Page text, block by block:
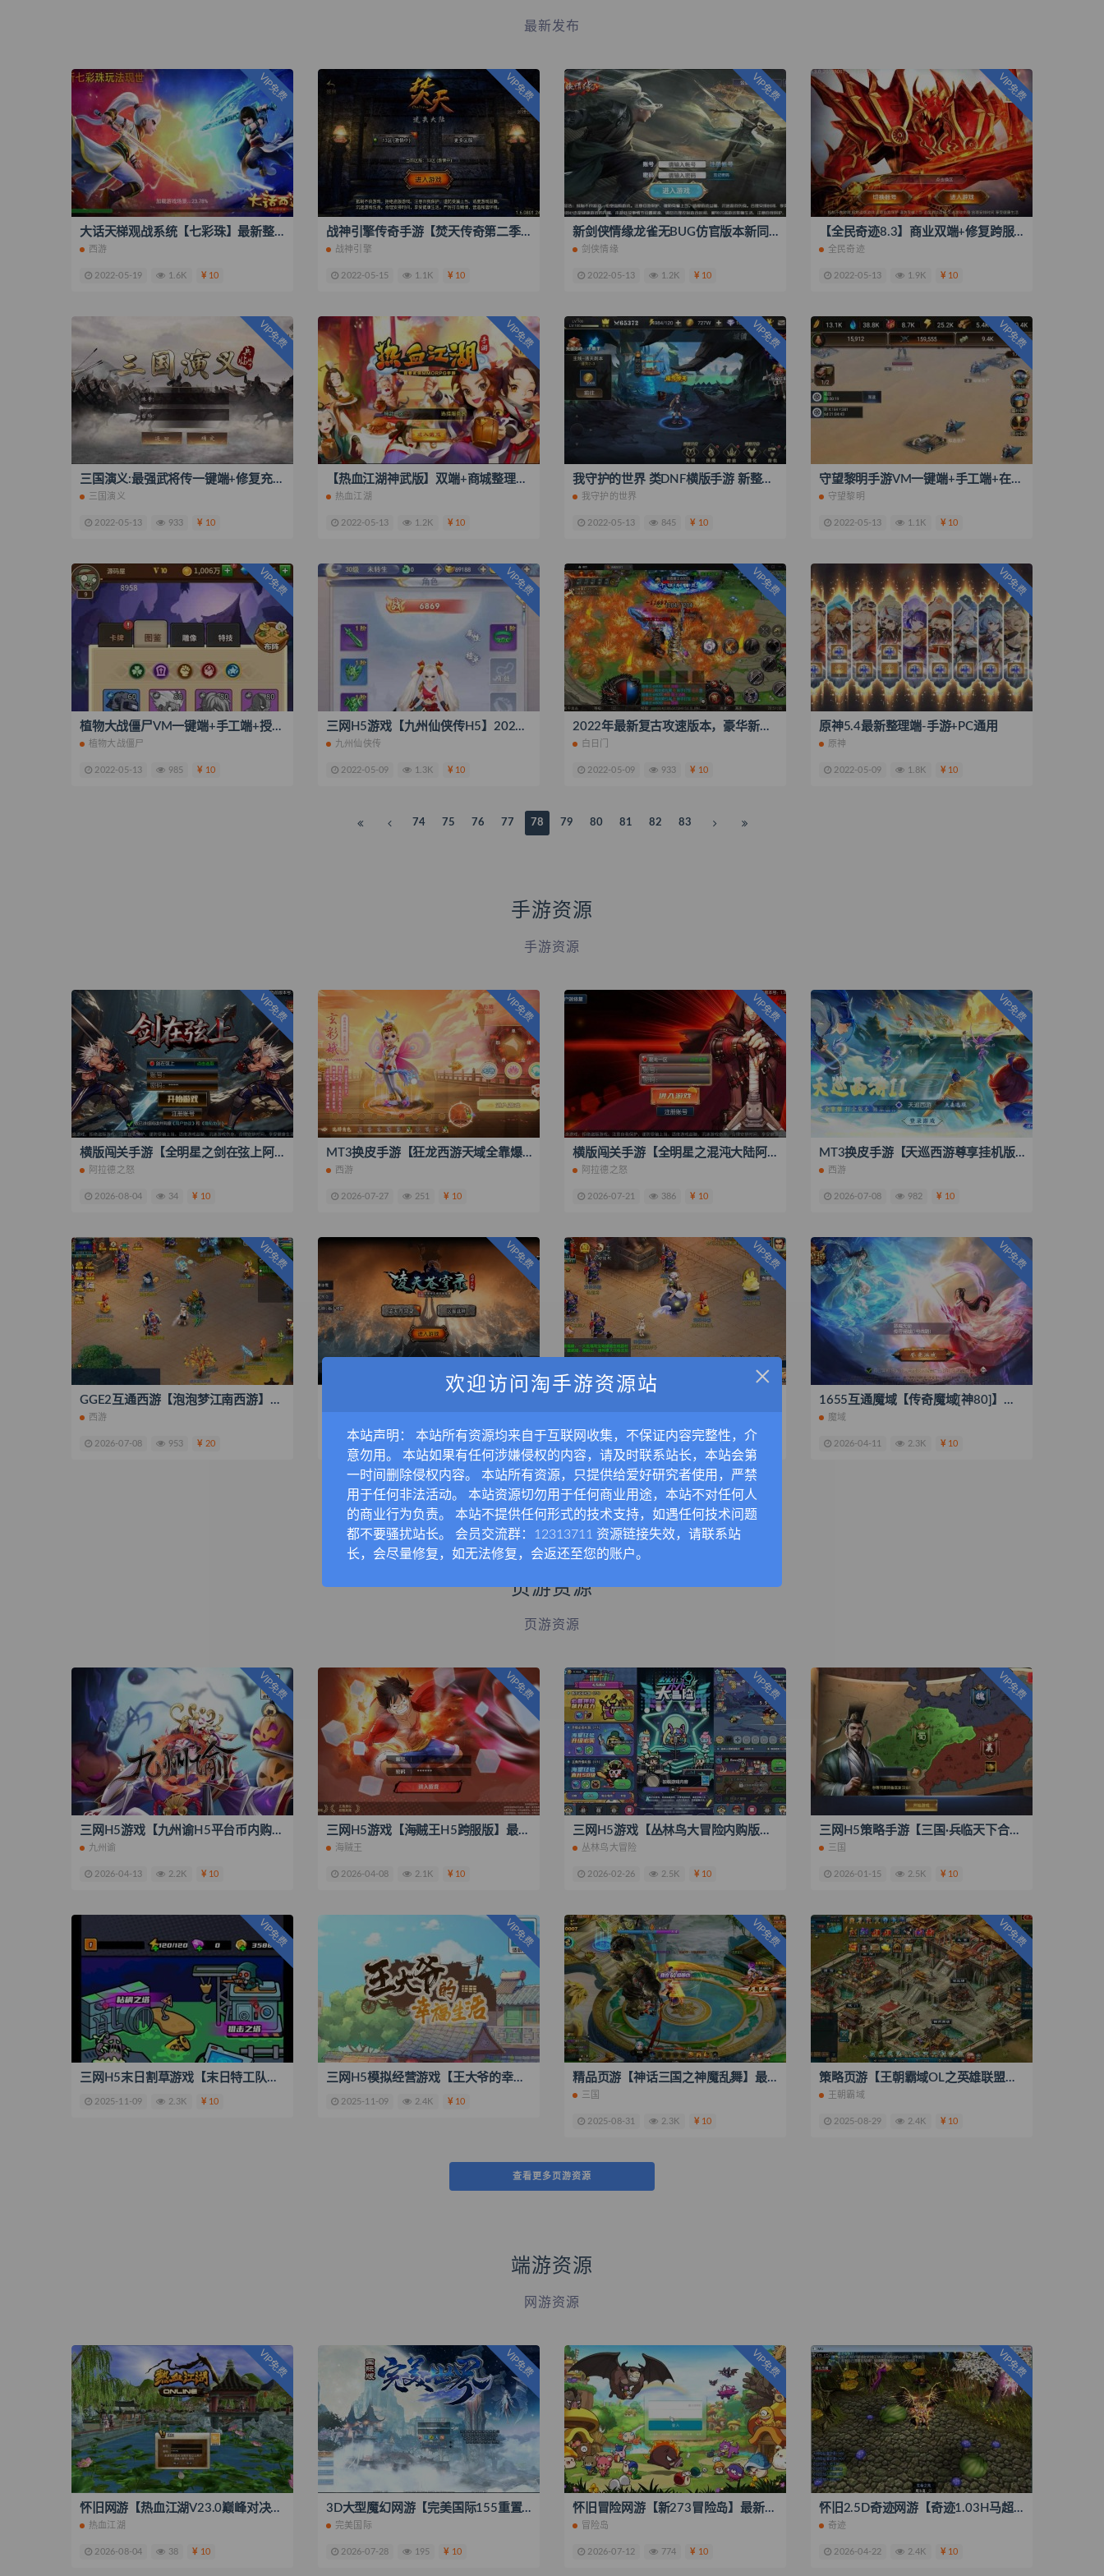
最新发布
VIP免费
大话天梯观战系统【七彩珠】最新整理Linux手工服务端+视频教程
西游
2022-05-19 1.6K 10
VIP免费
战神引擎传奇手游【焚天传奇第二季修复版】2022整理特色服务端
战神引擎
2022-05-15 1.1K 10
VIP免费
新剑侠情缘龙雀无BUG仿官版本新同伴+新门客+特色副本+神级套装+内充系统
剑侠情缘
2022-05-13 1.2K 10
VIP免费
【全民奇迹8.3】商业双端+修复跨服+架设视频+GM工具
全民奇迹
2022-05-13 1.9K 10
VIP免费
三国演义:最强武将传一键端+修复充值+授权后台+安卓苹果
三国演义
2022-05-13 933 10
VIP免费
【热血江湖神武版】双端+商城整理+倍率调整
热血江湖
2022-05-13 1.2K 10
VIP免费
我守护的世界 类DNF横版手游 新整理详细文本 安卓+cdk后台+教程
我守护的世界
2022-05-13 845 10
VIP免费
守望黎明手游VM一键端+手工端+在线内充+安卓
守望黎明
2022-05-13 1.1K 10
VIP免费
植物大战僵尸VM一键端+手工端+授权后台+安卓苹果+配套教程
植物大战僵尸
2022-05-13 985 10
VIP免费
三网H5游戏【九州仙侠传H5】2022整理单机一键即玩镜像端+Linux手工服务端+GM授权后台
九州仙侠传
2022-05-09 1.3K 10
VIP免费
2022年最新复古攻速版本，豪华新技能石化、变身
白日门
2022-05-09 933 10
VIP免费
原神5.4最新整理端-手游+PC通用
原神
2022-05-09 1.8K 10
74 75 76 77 78 79 80 81 82 83
手游资源
手游资源
VIP免费
横版闯关手游【全明星之剑在弦上阿拉德】最新整理一键即玩镜像服务端+Linux手工端+配套表+管理后台+GM授权后台+安卓苹果双端+搭建教程
阿拉德之怒
2026-08-04 34 10
VIP免费
MT3换皮手游【狂龙西游天域全靠爆尊享挂机版】最新整理单机一键即玩镜像端+Linux手工服务端+安卓苹果双端+GM后台+全套源码+搭建教程
西游
2026-07-27 251 10
VIP免费
横版闯关手游【全明星之混沌大陆阿拉德[60帧]】最新整理一键即玩镜像服务端+Linux手工服务端+安卓苹果双端+全套源码+管理后台+GM授权后台+搭建教程
阿拉德之怒
2026-07-21 386 10
VIP免费
MT3换皮手游【天巡西游尊享挂机版】最新整理一键即玩镜像服务端+Linux手工服务端+源码+新版管理后台+搭建教程
西游
2026-07-08 982 10
VIP免费
GGE2互通西游【泡泡梦江南西游】最新整理Win系服务端+安卓苹果PC三端互通+全套源码+搭建教程
西游
2026-07-08 953 20
VIP免费
2026-05-08 2.5K 10
VIP免费
2026-04-28 2.7K 20
VIP免费
1655互通魔域【传奇魔域[神80]】最新整理Win系半手工服务端+本地验证+本地注册+全套工具+搭建教程
魔域
2026-04-11 2.3K 10
查看更多手游资源
页游资源
页游资源
VIP免费
三网H5游戏【九州谕H5平台币内购跨服修复版】最新整理单机一键即玩镜像端+Linux手工服务端+管理后台+GM授权后台+搭建教程
九州谕
2026-04-13 2.2K 10
VIP免费
三网H5游戏【海贼王H5跨服版】最新整理Win系服务端+管理后台+GM授权后台+安卓+全套源码+搭建教程
海贼王
2026-04-08 2.1K 10
VIP免费
三网H5游戏【丛林鸟大冒险内购版】最新整理单机一键即玩镜像端+Linux手工服务端+安卓+CDK授权后台+内购激活后台+搭建教程
丛林鸟大冒险
2026-02-26 2.5K 10
VIP免费
三网H5策略手游【三国·兵临天下合服内购AI假人版】最新整理Win系服务端+管理后台+GM后台+简易安卓客户端+搭建教程
三国
2026-01-15 2.5K 10
VIP免费
三网H5末日割草游戏【末日特工队内购版】最新整理WIN系服务端+Linux手工服务端+搭建教程
2025-11-09 2.3K 10
VIP免费
三网H5模拟经营游戏【王大爷的幸福生活内购版】最新整理WIN系服务端+Linux手工服务端+源码+搭建教程
2025-11-09 2.4K 10
VIP免费
精品页游【神话三国之神魔乱舞】最新整理Win系服务端+货币充值教程+搭建教程
三国
2025-08-31 2.3K 10
VIP免费
策略页游【王朝霸域OL之英雄联盟】最新整理单机一键即玩镜像端+Linux手工服务端+充值后台+搭建教程
王朝霸域
2025-08-29 2.4K 10
查看更多页游资源
端游资源
网游资源
VIP免费
怀旧网游【热血江湖V23.0巅峰对决】最新整理Win系服务端+PC客户端+百宝阁+源码+在线GM工具+搭建教程
热血江湖
2026-08-04 38 10
VIP免费
3D大型魔幻网游【完美国际155重置美化版】最新整理一键即玩镜像服务端+Linux手工端+网页注册+GM指令+GM工具+PC客户端+搭建教程
完美国际
2026-07-28 195 10
VIP免费
怀旧冒险网游【新273冒险岛】最新整理Linux手工端+PC客户端+登录器+管理后台+网页注册+搭建教程
冒险岛
2026-07-12 774 10
VIP免费
怀旧2.5D奇迹网游【奇迹1.03H马超4微调版】最新整理Win一键即玩服务端+网页注册+GM工具+PC客户端+搭建教程
奇迹
2026-04-22 2.4K 10
×
欢迎访问淘手游资源站
本站声明： 本站所有资源均来自于互联网收集，不保证内容完整性，介
意勿用。 本站如果有任何涉嫌侵权的内容，请及时联系站长，本站会第
一时间删除侵权内容。 本站所有资源，只提供给爱好研究者使用，严禁
用于任何非法活动。 本站资源切勿用于任何商业用途，本站不对任何人
的商业行为负责。 本站不提供任何形式的技术支持，如遇任何技术问题
都不要骚扰站长。 会员交流群：12313711 资源链接失效，请联系站
长，会尽量修复，如无法修复，会返还至您的账户。